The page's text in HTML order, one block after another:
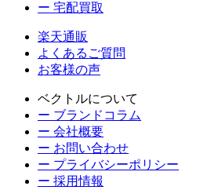
ー 宅配買取
楽天通販
よくあるご質問
お客様の声
ベクトルについて
ー ブランドコラム
ー 会社概要
ー お問い合わせ
ー プライバシーポリシー
ー 採用情報